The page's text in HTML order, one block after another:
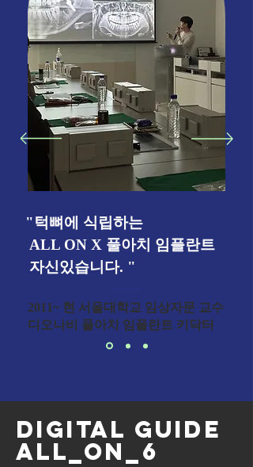
"턱뼈에 식립하는
ALL ON X 풀아치 임플란트
자신있습니다. "
2011~ 현 ​서울대학교 임상자문 교수
​디오나비 풀아치 임플란트 키닥터
DIGITAL gUIDE
ALL_ON_6